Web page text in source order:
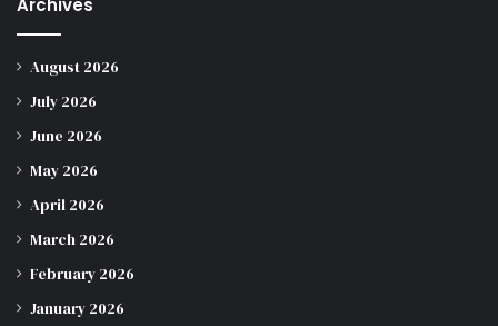
August 2026
July 2026
June 2026
May 2026
April 2026
March 2026
February 2026
January 2026